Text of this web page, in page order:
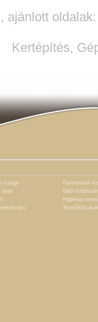
ajánlott
Kertépítés,
vizsga
Gartnerkert
árak
Gépi
Higiéniai
Termőföld